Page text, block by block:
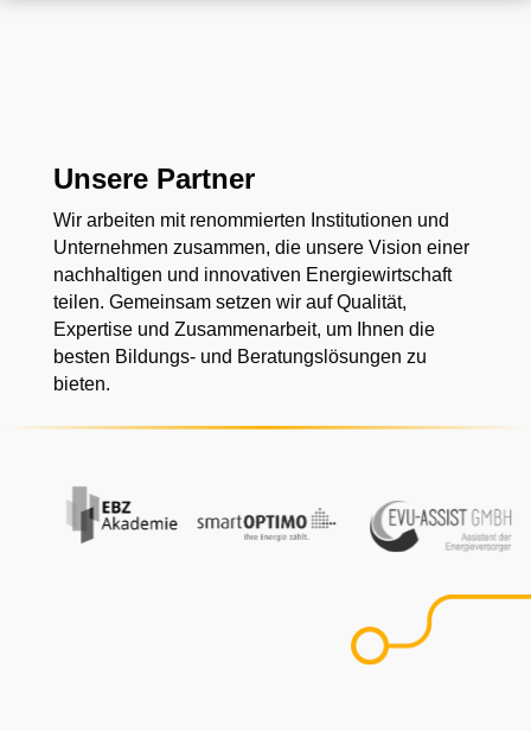
Unsere Partner
Wir arbeiten mit renommierten Institutionen und
Unternehmen zusammen, die unsere Vision einer
nachhaltigen und innovativen Energiewirtschaft
teilen. Gemeinsam setzen wir auf Qualität,
Expertise und Zusammenarbeit, um Ihnen die
besten Bildungs- und Beratungslösungen zu
bieten.